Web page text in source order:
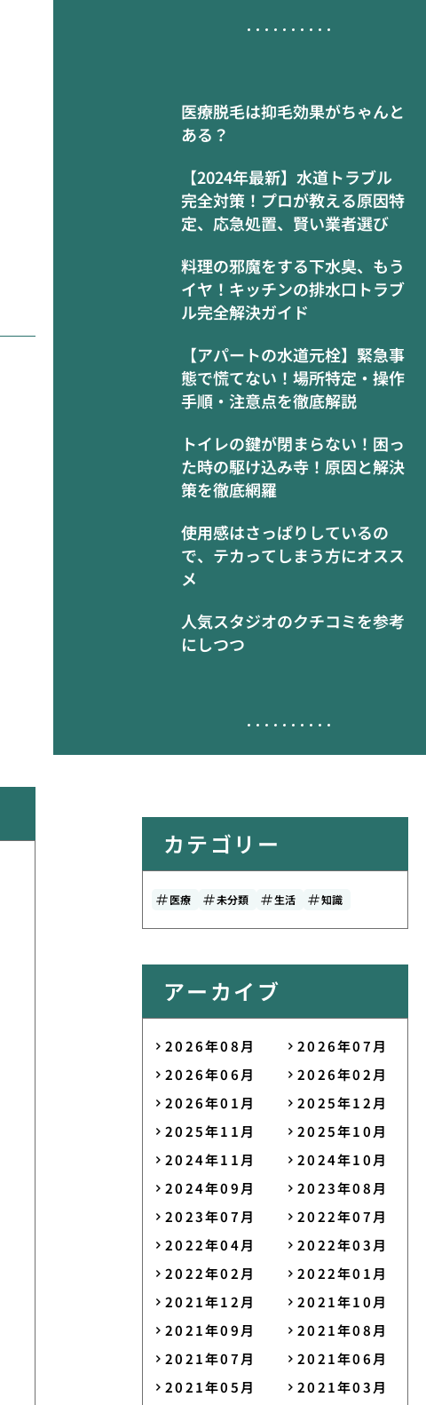
医療脱毛は抑毛効果がちゃんと
ある？
【2024年最新】水道トラブル
完全対策！プロが教える原因特
定、応急処置、賢い業者選び
料理の邪魔をする下水臭、もう
イヤ！キッチンの排水口トラブ
ル完全解決ガイド
【アパートの水道元栓】緊急事
態で慌てない！場所特定・操作
手順・注意点を徹底解説
トイレの鍵が閉まらない！困っ
た時の駆け込み寺！原因と解決
策を徹底網羅
使用感はさっぱりしているの
で、テカってしまう方にオスス
メ
人気スタジオのクチコミを参考
にしつつ
カテゴリー
医療 未分類 生活 知識
アーカイブ
2026年08月
2026年07月
2026年06月
2026年02月
2026年01月
2025年12月
2025年11月
2025年10月
2024年11月
2024年10月
2024年09月
2023年08月
2023年07月
2022年07月
2022年04月
2022年03月
2022年02月
2022年01月
2021年12月
2021年10月
2021年09月
2021年08月
2021年07月
2021年06月
2021年05月
2021年03月